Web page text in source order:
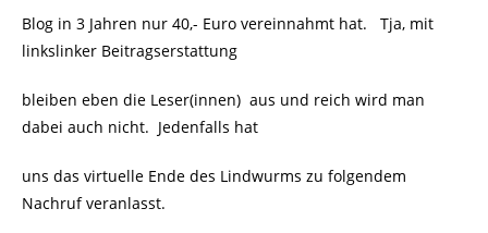
Blog in 3 Jahren nur 40,- Euro vereinnahmt hat. Tja, mit
linkslinker Beitragserstattung
bleiben eben die Leser(innen) aus und reich wird man
dabei auch nicht. Jedenfalls hat
uns das virtuelle Ende des Lindwurms zu folgendem
Nachruf veranlasst.